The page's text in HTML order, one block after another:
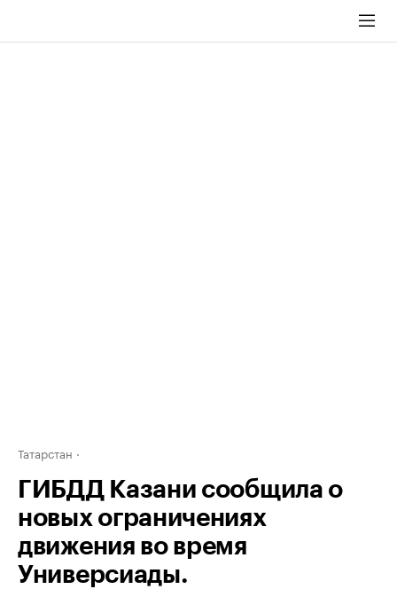
Татарстан
ГИБДД Казани сообщила о
новых ограничениях
движения во время
Универсиады.